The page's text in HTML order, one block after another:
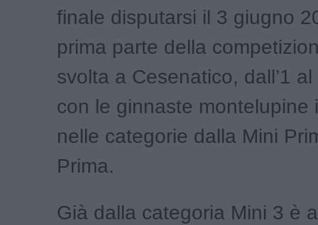
finale disputarsi il 3 giugno
prima parte della
svolta a Cesenatico, dall’1
con le ginnaste montelupine
nelle categorie dalla Mini
Prima.
Già dalla categoria Mini 3 è